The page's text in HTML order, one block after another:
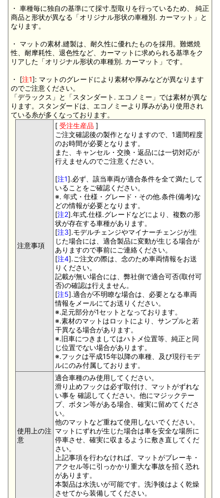
・ 車種毎に独自の基準にて採寸.型取りを行っているため、 純正
商品と形状が異なる「オリジナル形状の車種別. カーマット」と
なります。
・ マットの素材.縫製は、耐久性に優れたものを採用。難燃焼
性、耐摩耗性、退色性など、カーマットに求められる基準をク
リアした「オリジナル形状の車種別. カーマット」です。
・ [注1]: マットのグレードにより素材や厚みなどが異なります
のでご注意ください。
「デラックス」と「スタンダート. エコノミー」では素材が異な
ります。スタンダードは、エコノミーより厚みがあり使用され
ている糸が多くなっております。
注意事項
[ 受注生産品 ]
ご注文確認後の製作となりますので、1週間程度
のお時間が必要となります。
また、キャンセル・交換・返品には一切対応が
行えませんのでご注意ください。
[注1].必ず、該当車両が適合条件を全て満たして
いることをご確認ください。
※. 年式・仕様・グレード・その他.条件(備考)な
どの情報が必要となります。
[注2].年式.仕様.グレードなどにより、複数の形
状が存在する車種があります。
[注3].モデルチェンジやマイナーチェンジが生
じた場合には、適合製品に変動が生じる場合が
ありますので事前にご連絡ください。
[注4].ご注文の際は、念のため車両情報をお送
りください。
記載が無い場合には、弊社側で適合可否(取付可
否)の確認は行えません。
[注5].適合が不明瞭な場合は、必要となる車両
情報をメールにてお送りください。
※.足元部分が1セットとなっております。
※.素材のマットはロットにより、サンプルと若
干異なる場合があります。
※.旧車につきましてはハトメ位置等、純正と同
じ位置でない場合があります。
※.フックは平成15年以降の車種、及び現行モデ
ルにのみ付属しております。
使用上の注
意
適合車種のみ使用してください。
滑り止めフックは必ず取付け、マットがずれな
い事を 確認してください。他にマジックテー
プ、ボタン等がある場合、確実に留めてくださ
い。
他のマットなど重ねて使用しないでください。
マットにずれが生じた場合は車を安全な場所に
停車させ、確実に収まるように敷き直してくだ
さい。
上記事項を行わなければ、マットがブレーキ・
アクセル等に引っかかり重大な事故を招く恐れ
があります。
本製品は水洗いが可能です。洗浄後はよく乾燥
させてから装備してください。